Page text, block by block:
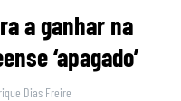
a ganhar na
‘apagado’
Dias Freire